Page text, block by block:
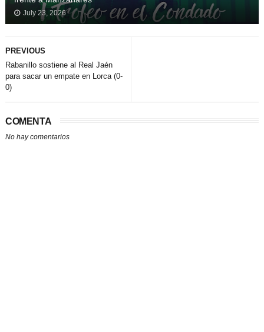
July 23, 2026
PREVIOUS
Rabanillo sostiene al Real Jaén
para sacar un empate en Lorca (0-
0)
COMENTA
No hay comentarios